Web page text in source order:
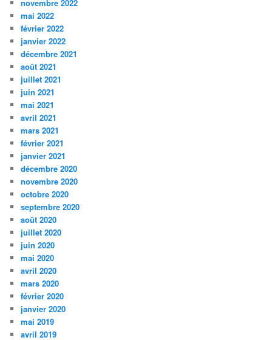
novembre 2022
mai 2022
février 2022
janvier 2022
décembre 2021
août 2021
juillet 2021
juin 2021
mai 2021
avril 2021
mars 2021
février 2021
janvier 2021
décembre 2020
novembre 2020
octobre 2020
septembre 2020
août 2020
juillet 2020
juin 2020
mai 2020
avril 2020
mars 2020
février 2020
janvier 2020
mai 2019
avril 2019